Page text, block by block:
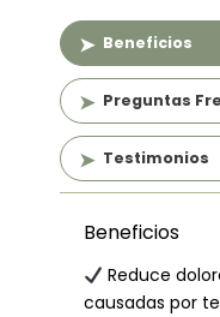
Relajación
(60
min)
Limpieza
Facial
Clásica
(60
cantidad
Beneficios
Preguntas
Testimonios
Beneficios
Reduce
causadas por